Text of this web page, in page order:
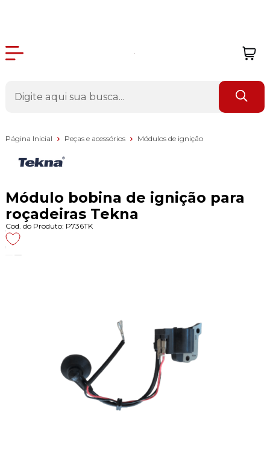
Página Inicial Peças e acessórios Módulos de ignição
Módulo bobina de ignição para
roçadeiras Tekna
Cod. do Produto: P736TK